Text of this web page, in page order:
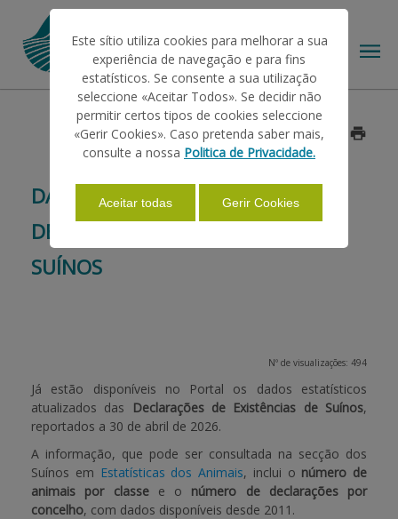
AJUDAS/APOIOS
INFORMAÇÕES
APOIO AO BENEFICIÁRIO
Entrar / Registar
DADOS ESTATÍSTICOS -
DECLARAÇÃO DE EXISTÊNCIAS DE
SUÍNOS
Data: 2026/06/08
Nº de visualizações: 494
Já estão disponíveis no Portal os dados estatísticos
atualizados das
Declarações de Existências de Suínos,
reportados a 30 de abril de 2026.
A informação, que pode ser consultada na secção dos
Suínos em Estatísticas dos Animais, inclui o número de
animais por classee o número de declarações por
concelho, com dados disponíveis desde 2011.
Este sítio utiliza cookies para melhorar a sua
experiência de navegação e para fins
estatísticos. Se consente a sua utilização
seleccione «Aceitar Todos». Se decidir não
permitir certos tipos de cookies seleccione
«Gerir Cookies». Caso pretenda saber mais,
consulte a nossa Politica de Privacidade.
Aceitar todas Gerir Cookies